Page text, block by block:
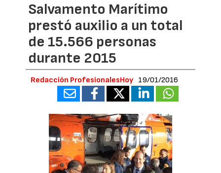
Salvamento Marítimo
prestó auxilio a un total
de 15.566 personas
durante 2015
Redacción ProfesionalesHoy 19/01/2016